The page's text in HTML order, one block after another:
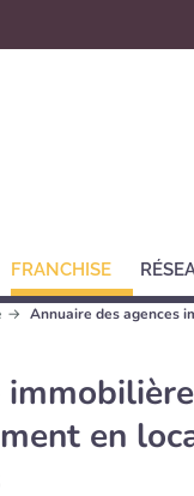
FRANCHISE
Annuaire des agences
en